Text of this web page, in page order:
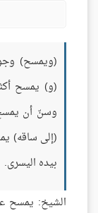
(ويمسح)
(و) يمسح
وسنّ أن
(إلى ساقه)
بيده اليسرى.
الشيخ: يمسح